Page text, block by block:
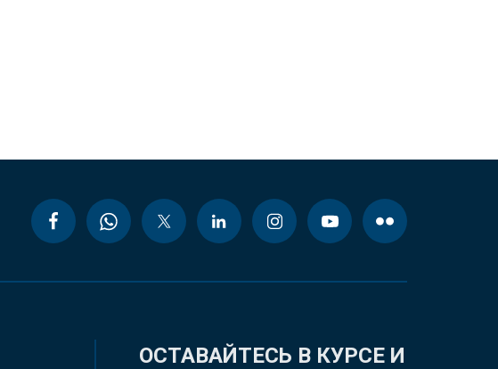
ОСТАВАЙТЕСЬ В КУРСЕ И